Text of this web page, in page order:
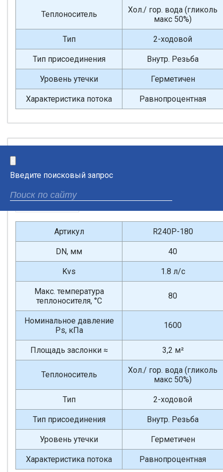
Введите поисковый запрос
Теплоноситель
Хол./ гор. вода (гликоль
макс 50%)
Тип 2-ходовой
Тип присоединения Внутр. Резьба
Уровень утечки Герметичен
Характеристика потока Равнопроцентная
Артикул R240P-180
DN, мм 40
Kvs 1.8 л/с
Макс. температура
теплоносителя, °С
80
Номинальное давление
Ps, кПа
1600
Площадь заслонки ≈ 3,2 м²
Теплоноситель
Хол./ гор. вода (гликоль
макс 50%)
Тип 2-ходовой
Тип присоединения Внутр. Резьба
Уровень утечки Герметичен
Характеристика потока Равнопроцентная